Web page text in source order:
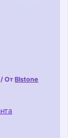
/ От Blstone